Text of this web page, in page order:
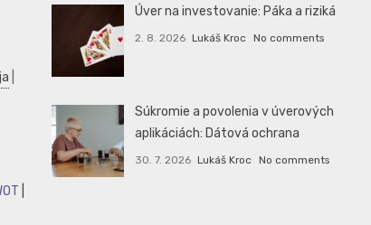
Úver na investovanie: Páka a riziká
2. 8. 2026 Lukáš Kroc No comments
Súkromie a povolenia v úverových
aplikáciách: Dátová ochrana
30. 7. 2026 Lukáš Kroc No comments